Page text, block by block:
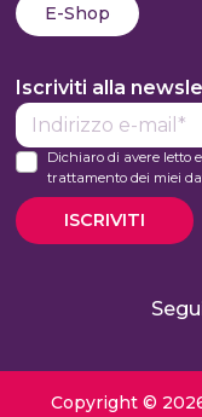
E-Shop
Iscriviti alla
E-
mail*Dichiaro di avere letto
trattamento dei miei
ISCRIVITI
Copyright ©